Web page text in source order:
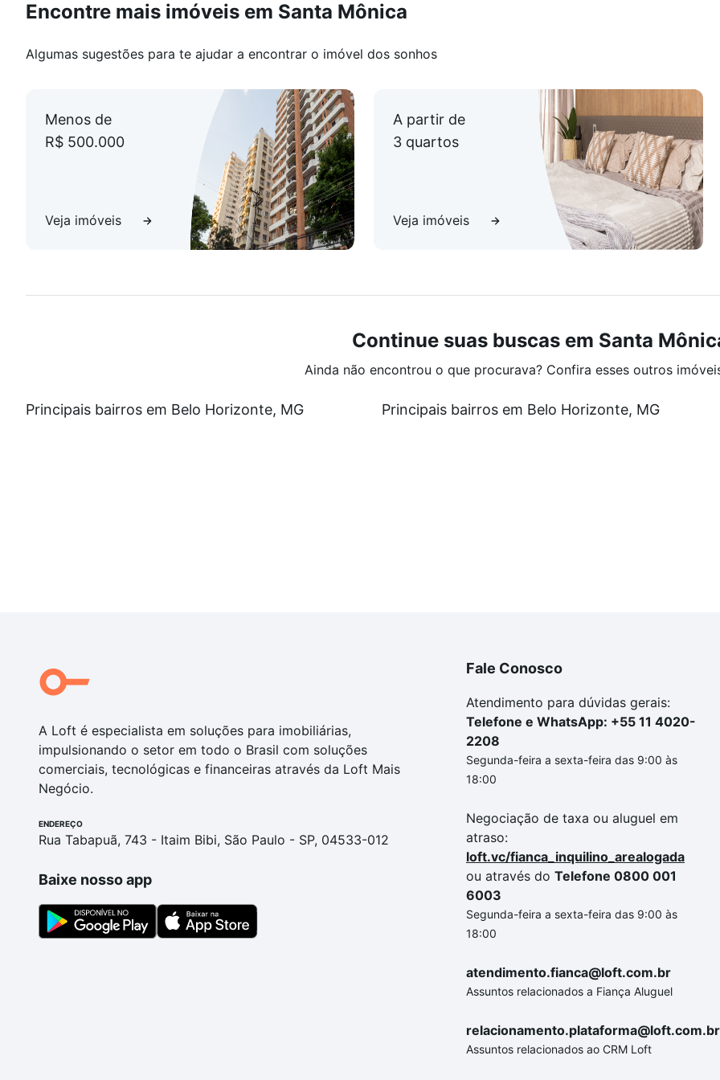
Encontre mais imóveis em Santa Mônica
Algumas sugestões para te ajudar a encontrar o imóvel dos sonhos
Menos de
R$ 500.000
Veja imóveis
A partir de
3 quartos
Veja imóveis
Continue suas buscas em Santa
Ainda não encontrou o que procurava? Confira esses outros
Principais bairros em Belo Horizonte, MG Principais bairros em Belo Horizonte, MG
A Loft é especialista em soluções para imobiliárias,
impulsionando o setor em todo o Brasil com soluções
comerciais, tecnológicas e financeiras através da Loft Mais
Negócio.
ENDEREÇO
Rua Tabapuã, 743 - Itaim Bibi, São Paulo - SP, 04533-012
Baixe nosso app
Fale Conosco
Atendimento para dúvidas gerais:
Telefone e WhatsApp: +55 11 4020-
2208
Segunda-feira a sexta-feira das 9:00 às
18:00
Negociação de taxa ou aluguel em
atraso:
loft.vc/fianca_inquilino_arealogada
ou através do Telefone 0800 001
6003
Segunda-feira a sexta-feira das 9:00 às
18:00
atendimento.fianca@loft.com.br
Assuntos relacionados a Fiança Aluguel
relacionamento.plataforma@loft.com.br
Assuntos relacionados ao CRM Loft